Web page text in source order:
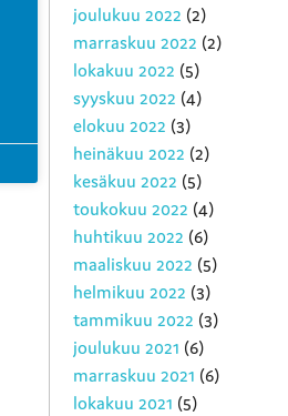
joulukuu 2022 (2)
marraskuu 2022 (2)
lokakuu 2022 (5)
syyskuu 2022 (4)
elokuu 2022 (3)
heinäkuu 2022 (2)
kesäkuu 2022 (5)
toukokuu 2022 (4)
huhtikuu 2022 (6)
maaliskuu 2022 (5)
helmikuu 2022 (3)
tammikuu 2022 (3)
joulukuu 2021 (6)
marraskuu 2021 (6)
lokakuu 2021 (5)